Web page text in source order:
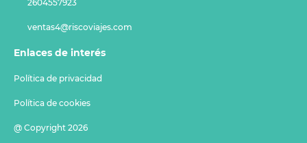
2604557923
ventas4@riscoviajes.com
Enlaces de interés
Política de privacidad
Política de cookies
@ Copyright 2026